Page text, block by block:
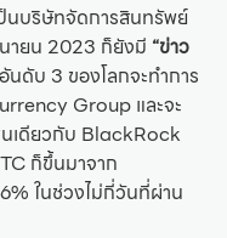
นบริษัทจัดการสินทรัพย์
ายน 2023 ก็ยังมี “ข่าว
ดับ 3 ของโลกจะทำการ
Group และจะ
เดียวกับ BlackRock
ก็ขึ้นมาจาก
ในช่วงไม่กี่วันที่ผ่าน